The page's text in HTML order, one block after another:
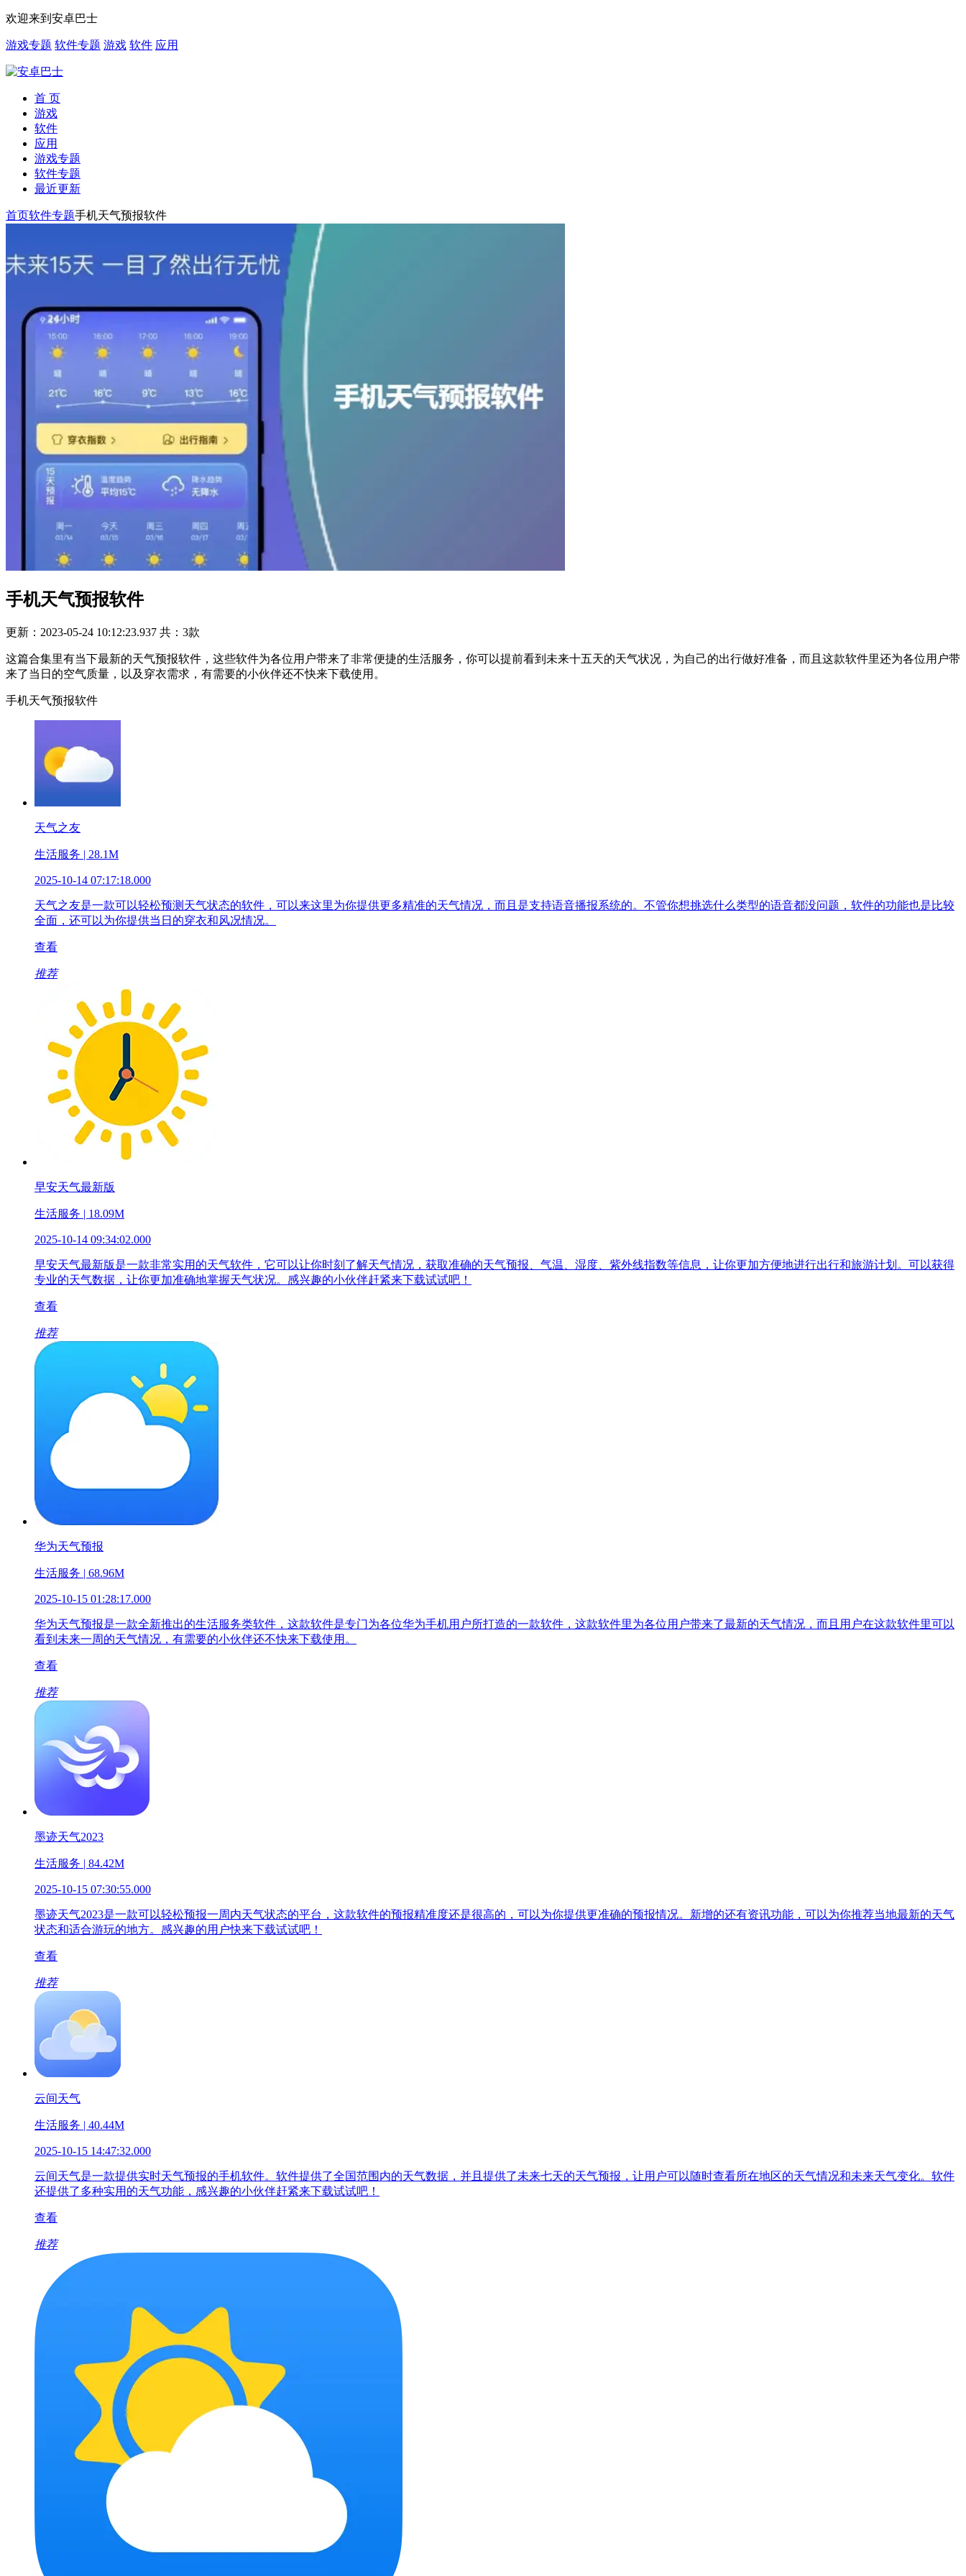
欢迎来到安卓巴士
游戏专题 软件专题 游戏 软件 应用
首 页
游戏
软件
应用
游戏专题
软件专题
最近更新
首页软件专题手机天气预报软件
手机天气预报软件
更新：2023-05-24 10:12:23.937 共：3款
这篇合集里有当下最新的天气预报软件，这些软件为各位用户带来了非常便捷的生活服务，你可以提前看到未来十五天的天气状况，为自己的出行做好准备，而且这款软件里还为各位用户带
来了当日的空气质量，以及穿衣需求，有需要的小伙伴还不快来下载使用。
手机天气预报软件
天气之友
生活服务 | 28.1M
2025-10-14 07:17:18.000
天气之友是一款可以轻松预测天气状态的软件，可以来这里为你提供更多精准的天气情况，而且是支持语音播报系统的。不管你想挑选什么类型的语音都没问题，软件的功能也是比较
全面，还可以为你提供当日的穿衣和风况情况。
查看
推荐
早安天气最新版
生活服务 | 18.09M
2025-10-14 09:34:02.000
早安天气最新版是一款非常实用的天气软件，它可以让你时刻了解天气情况，获取准确的天气预报、气温、湿度、紫外线指数等信息，让你更加方便地进行出行和旅游计划。可以获得
专业的天气数据，让你更加准确地掌握天气状况。感兴趣的小伙伴赶紧来下载试试吧！
查看
推荐
华为天气预报
生活服务 | 68.96M
2025-10-15 01:28:17.000
华为天气预报是一款全新推出的生活服务类软件，这款软件是专门为各位华为手机用户所打造的一款软件，这款软件里为各位用户带来了最新的天气情况，而且用户在这款软件里可以
看到未来一周的天气情况，有需要的小伙伴还不快来下载使用。
查看
推荐
墨迹天气2023
生活服务 | 84.42M
2025-10-15 07:30:55.000
墨迹天气2023是一款可以轻松预报一周内天气状态的平台，这款软件的预报精准度还是很高的，可以为你提供更准确的预报情况。新增的还有资讯功能，可以为你推荐当地最新的天气
状态和适合游玩的地方。感兴趣的用户快来下载试试吧！
查看
推荐
云间天气
生活服务 | 40.44M
2025-10-15 14:47:32.000
云间天气是一款提供实时天气预报的手机软件。软件提供了全国范围内的天气数据，并且提供了未来七天的天气预报，让用户可以随时查看所在地区的天气情况和未来天气变化。软件
还提供了多种实用的天气功能，感兴趣的小伙伴赶紧来下载试试吧！
查看
推荐